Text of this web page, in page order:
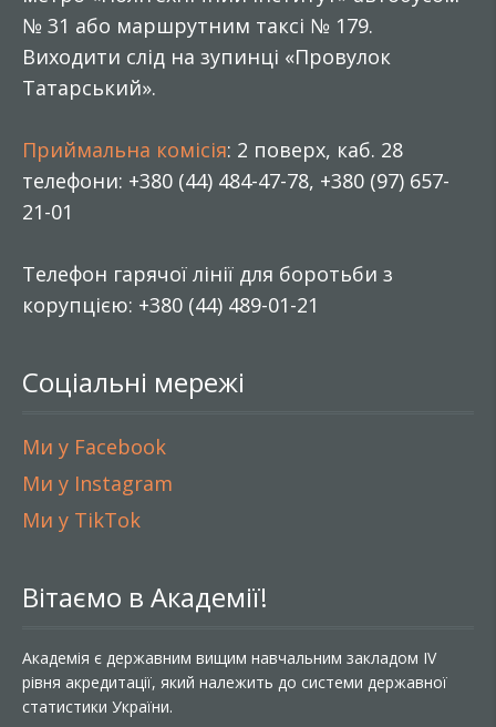
№ 31 або маршрутним таксі № 179.
Виходити слід на зупинці «Провулок
Татарський».
Приймальна комісія: 2 поверх, каб. 28
телефони: +380 (44) 484-47-78, +380 (97) 657-
21-01
Телефон гарячої лінії для боротьби з
корупцією: +380 (44) 489-01-21
Соціальні мережі
Ми у Facebook
Ми у Instagram
Ми у TikTok
Вітаємо в Академії!
Академія є державним вищим навчальним закладом IV
рівня акредитації, який належить до системи державної
статистики України.